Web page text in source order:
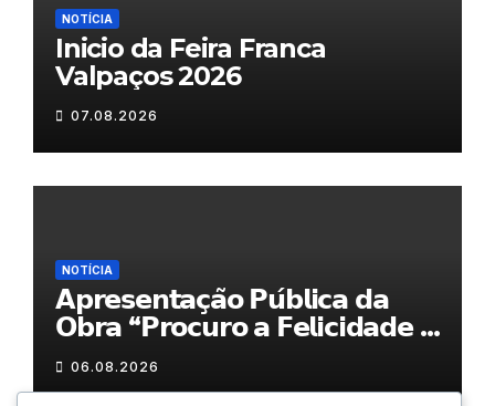
NOTÍCIA
Inicio da Feira Franca
Valpaços 2026
07.08.2026
NOTÍCIA
𝗔𝗽𝗿𝗲𝘀𝗲𝗻𝘁𝗮𝗰̧𝗮̃𝗼 𝗣𝘂́𝗯𝗹𝗶𝗰𝗮 𝗱𝗮
𝗢𝗯𝗿𝗮 “𝗣𝗿𝗼𝗰𝘂𝗿𝗼 𝗮 𝗙𝗲𝗹𝗶𝗰𝗶𝗱𝗮𝗱𝗲 𝗲
𝗲𝗹𝗮 𝗺𝗼𝗿𝗮 𝗰𝗼𝗺𝗶𝗴𝗼”
06.08.2026